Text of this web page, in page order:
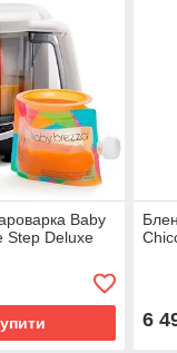
Baby
Step Deluxe
6